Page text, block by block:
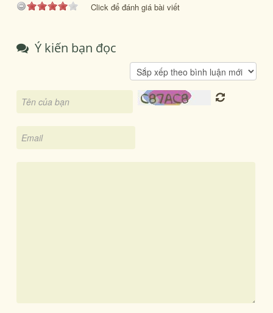
Click để đánh giá bài viết
Ý kiến bạn đọc